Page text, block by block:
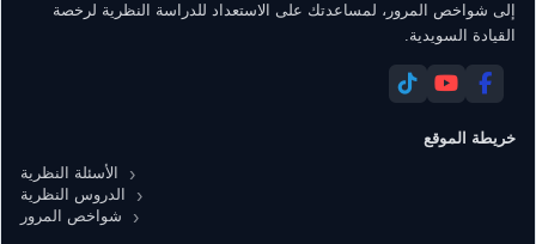
إلى شواخص المرور، لمساعدتك على الاستعداد للدراسة النظرية لرخصة
القيادة السويدية.
خريطة الموقع
الأسئلة النظرية
الدروس النظرية
شواخص المرور